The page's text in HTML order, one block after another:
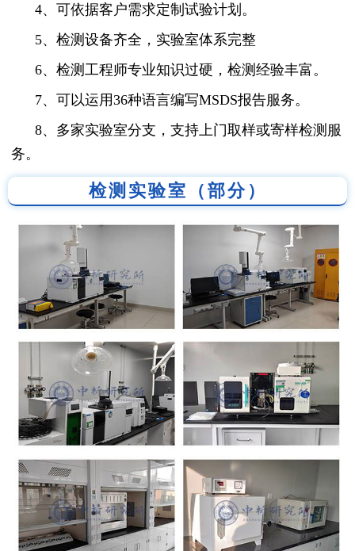
4、可依据客户需求定制试验计划。
5、检测设备齐全，实验室体系完整
6、检测工程师专业知识过硬，检测经验丰富。
7、可以运用36种语言编写MSDS报告服务。
8、多家实验室分支，支持上门取样或寄样检测服
务。
检测实验室（部分）